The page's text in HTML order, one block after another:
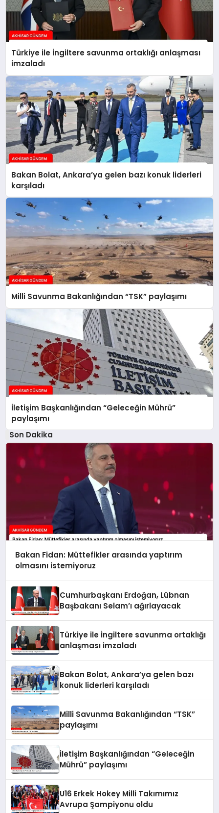
Türkiye ile İngiltere savunma ortaklığı anlaşması
imzaladı
Bakan Bolat, Ankara’ya gelen bazı konuk liderleri
karşıladı
Milli Savunma Bakanlığından “TSK” paylaşımı
İletişim Başkanlığından “Geleceğin Mührü”
paylaşımı
Son Dakika
Bakan Fidan: Müttefikler arasında yaptırım
olmasını istemiyoruz
Cumhurbaşkanı Erdoğan, Lübnan
Başbakanı Selam’ı ağırlayacak
Türkiye ile İngiltere savunma ortaklığı
anlaşması imzaladı
Bakan Bolat, Ankara’ya gelen bazı
konuk liderleri karşıladı
Milli Savunma Bakanlığından “TSK”
paylaşımı
İletişim Başkanlığından “Geleceğin
Mührü” paylaşımı
U16 Erkek Hokey Milli Takımımız
Avrupa Şampiyonu oldu